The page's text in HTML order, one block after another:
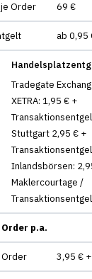
Order 69 €
ab 0,95
Tradegate
XETRA: 1,95 € +
Stuttgart 2,95 € +
Inlandsbörsen:
Maklercourtage /
p.a.
3,95 €